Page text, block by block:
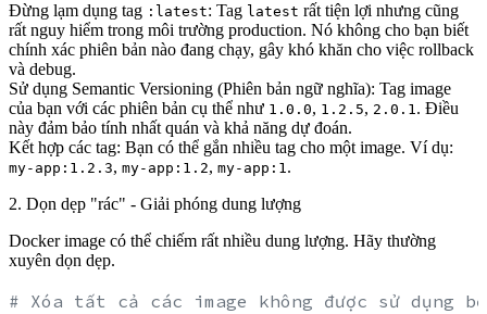
Đừng lạm dụng tag :latest: Tag latest rất tiện lợi nhưng cũng
rất nguy hiểm trong môi trường production. Nó không cho bạn biết
chính xác phiên bản nào đang chạy, gây khó khăn cho việc rollback
và debug.
Sử dụng Semantic Versioning (Phiên bản ngữ nghĩa): Tag image
của bạn với các phiên bản cụ thể như 1.0.0, 1.2.5, 2.0.1. Điều
này đảm bảo tính nhất quán và khả năng dự đoán.
Kết hợp các tag: Bạn có thể gắn nhiều tag cho một image. Ví dụ:
my-app:1.2.3, my-app:1.2, my-app:1.
2. Dọn dẹp "rác" - Giải phóng dung lượng
Docker image có thể chiếm rất nhiều dung lượng. Hãy thường
xuyên dọn dẹp.
# Xóa tất cả các image không được sử dụng